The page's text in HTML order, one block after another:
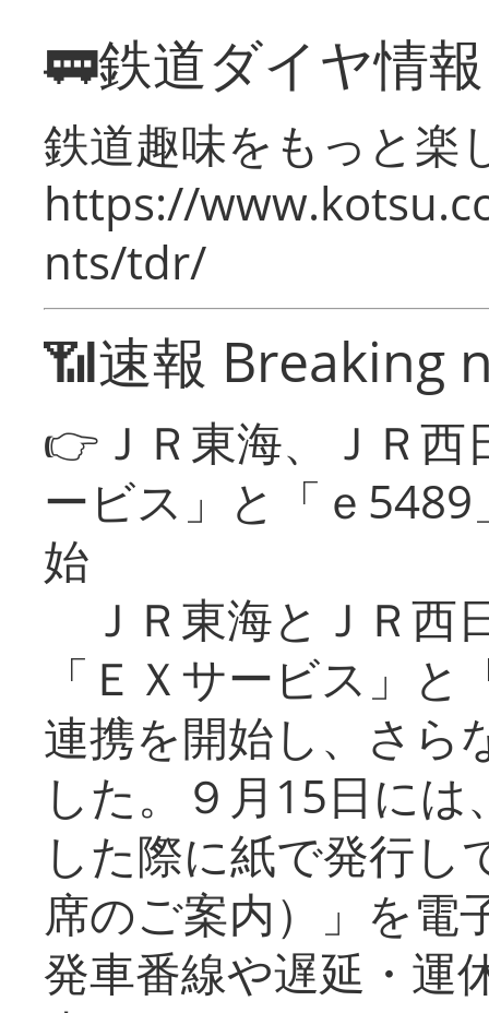
🚃鉄道ダイヤ情
鉄道趣味をもっと楽
https://
nts/tdr/
📶速報 Breaking
👉ＪＲ東海、ＪＲ
ービス」と「ｅ
始
ＪＲ東海とＪＲ西
「ＥＸサービス」
連携を開始し、さら
した。９月15日に
した際に紙で発行し
席のご案内）」を電
発車番線や遅延・運